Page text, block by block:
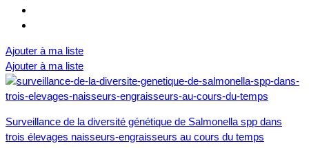
Ajouter à ma liste
Ajouter à ma liste
Surveillance de la diversité génétique de Salmonella spp dans
trois élevages naisseurs-engraisseurs au cours du temps